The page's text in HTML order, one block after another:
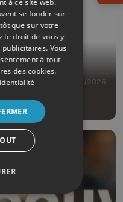
25/07/2026
se fonder sur
que sur votre
le droit de vous y
publicitaires. Vous
à tout
des cookies.